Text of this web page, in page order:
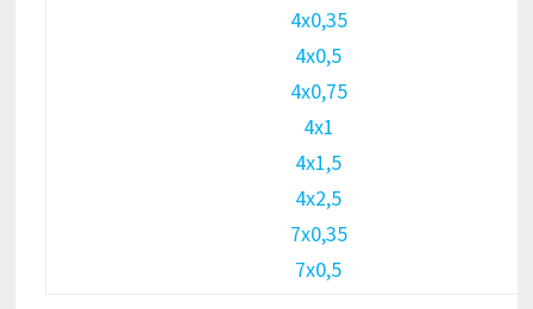
4х0,35
4х0,5
4х0,75
4х1
4х1,5
4х2,5
7х0,35
7х0,5